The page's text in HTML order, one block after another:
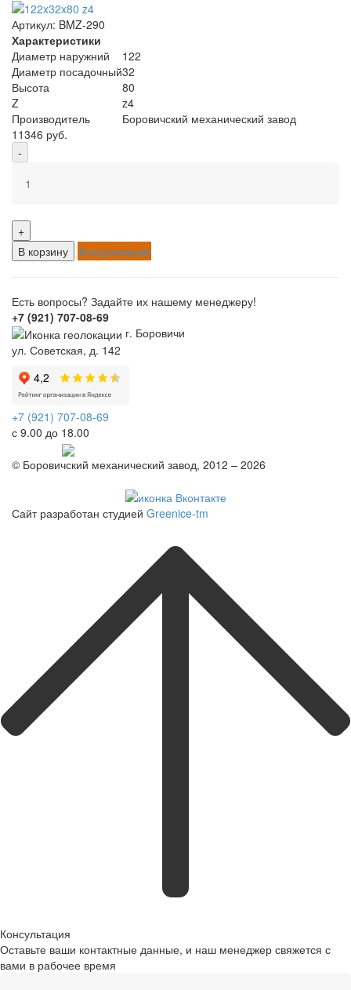
Артикул: BMZ-290
Характеристики
Диаметр наружний
122
Диаметр посадочный32
Высота
80
Z
z4
Производитель
Боровичский механический завод
11346 руб.
-
+
В корзину
Консультация
Есть вопросы? Задайте их нашему менеджеру!
+7 (921) 707-08-69
г. Боровичи
ул. Советская, д. 142
+7 (921) 707-08-69
с 9.00 до 18.00
© Боровичский механический завод, 2012 – 2026
Сайт разработан студией Greenice-tm
Консультация
Оставьте ваши контактные данные, и наш менеджер свяжется с
вами в рабочее время